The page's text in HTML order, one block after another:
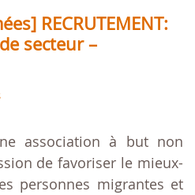
RECRUTEMENT:
secteur –
association à but non
de favoriser le mieux-
personnes migrantes et